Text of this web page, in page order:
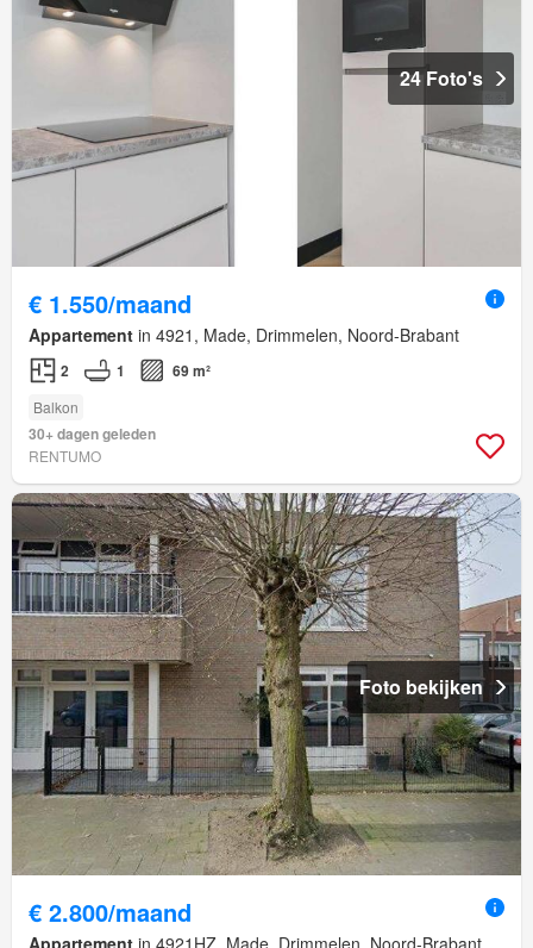
24 Foto's
€ 1.550/maand
Appartement in 4921, Made, Drimmelen, Noord-Brabant
2 1 69 m²
Balkon
30+ dagen geleden
RENTUMO
Foto bekijken
€ 2.800/maand